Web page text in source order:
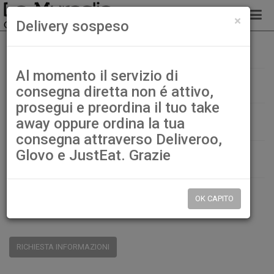
124. Temaki con uova di pesce volante
€ 4,50
DISP.:9999pz. QTÀ:
RICHIESTA INFORMAZIONI
×
Delivery sospeso
Al momento il servizio di
consegna diretta non é attivo,
prosegui e preordina il tuo take
away oppure ordina la tua
consegna attraverso Deliveroo,
Glovo e JustEat. Grazie
OK CAPITO